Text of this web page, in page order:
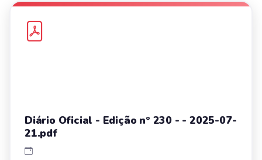
Diário Oficial - Edição nº 230 - - 2025-07-
21.pdf